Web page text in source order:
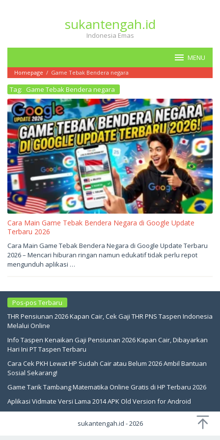
sukantengah.id
Indonesia Emas
MENU
Homepage / Game Tebak Bendera negara
Tag: Game Tebak Bendera negara
Cara Main Game Tebak Bendera Negara di Google Update
Terbaru 2026
Mei
24,
oleh
sukantengah
Cara Main Game Tebak Bendera Negara di Google Update Terbaru
2026 – Mencari hiburan ringan namun edukatif tidak perlu repot
mengunduh aplikasi …
Pos-pos Terbaru
THR Pensiunan 2026 Kapan Cair, Cek Gaji THR PNS Taspen Indonesia
Melalui Online
Info Taspen Kenaikan Gaji Pensiunan 2026 Kapan Cair, Dibayarkan
Hari Ini PT Taspen Terbaru
Cara Cek PKH Lewat HP Sudah Cair atau Belum 2026 Ambil Bantuan
Sosial Sekarang!
Game Tarik Tambang Matematika Online Gratis di HP Terbaru 2026
Aplikasi Vidmate Versi Lama 2014 APK Old Version for Android
sukantengah.id - 2026